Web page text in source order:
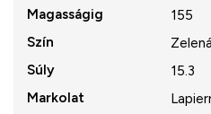
Magasságig
155
Szín
Zelená
Súly
15.3
Markolat